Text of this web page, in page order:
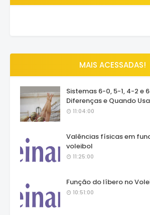
MAIS ACESSADAS!
Sistemas 6-0, 5-1, 4-2 e
Diferenças e Quando
11:04:00
Valências físicas em
voleibol
11:25:00
Função do líbero no
10:51:00